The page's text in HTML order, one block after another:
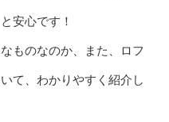
安心です！
ものなのか、また、ロフ
て、わかりやすく紹介し